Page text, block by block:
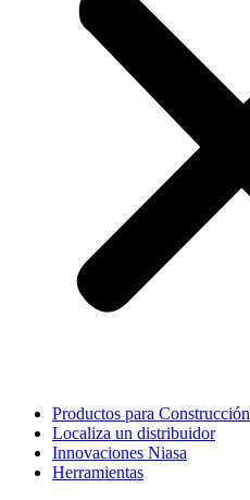
Productos para Construcción
Localiza un distribuidor
Innovaciones Niasa
Herramientas